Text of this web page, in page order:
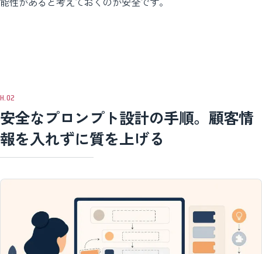
安全なプロンプト設計の手順。顧客情
報を入れずに質を上げる